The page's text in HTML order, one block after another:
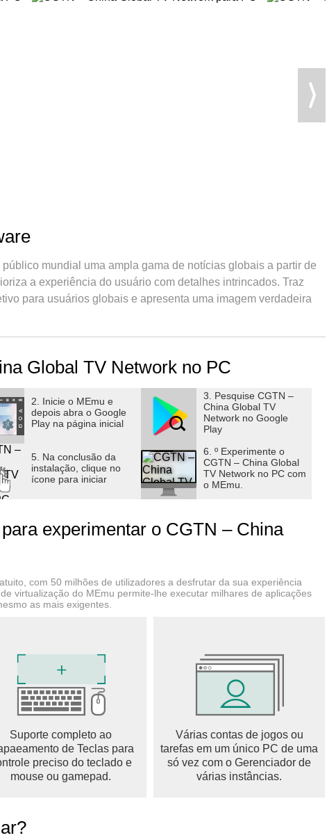
mundial uma ampla gama de notícias globais a partir de
a experiência do usuário com detalhes intrincados. Traz
para usuários globais e apresenta uma imagem verdadeira
de conteúdo original, incluindo notícias de última hora,
de TV que cobrem tópicos de política, negócios, tecnologia,
Dá acesso a todas as informações confiáveis ​​de que você
e do mundo, programas de TV originais e reportagens,
podcasts, transmissões ao vivo e programas de TV
perca as últimas notícias e recursos interessantes
para aprofundar a compreensão
favoritas nas redes sociais
de nossos assinantes e desfrutar de notícias e conteúdos
Global TV Network no PC
2. Inicie o MEmu e
depois abra o Google
Play na página inicial
3. Pesquise CGTN –
China Global TV
Network no Google
Play
5. Na conclusão da
instalação, clique no
ícone para iniciar
6. º Experimente o
CGTN – China Global
TV Network no PC com
o MEmu.
experimentar o CGTN – China
com 50 milhões de utilizadores a desfrutar da sua experiência
virtualização do MEmu permite-lhe executar milhares de aplicações
as mais exigentes.
Suporte completo ao
de Teclas para
preciso do teclado e
mouse ou gamepad.
Várias contas de jogos ou
tarefas em um único PC de uma
só vez com o Gerenciador de
várias instâncias.